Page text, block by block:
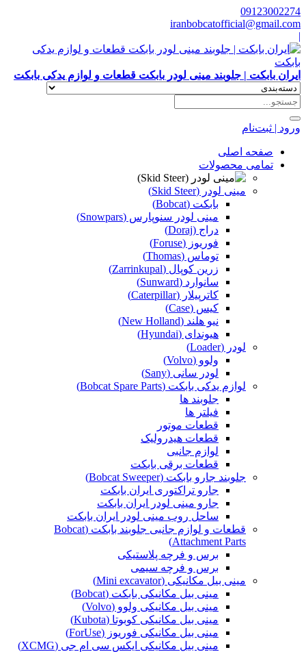
09123002274
iranbobcatofficial@gmail.com
|
ایران بابکت | جلوبند مینی لودر بابکت قطعات و لوازم یدکی بابکت
ورود | ثبت‌نام
صفحه اصلی
تمامی محصولات
مینی لودر (Skid Steer)
بابکت (Bobcat)
مینی لودر سنوپارس (Snowpars)
دراج (Doraj)
فوریوز (Foruse)
توماس (Thomas)
زرین کوپال (Zarrinkupal)
سانوارد (Sunward)
کاترپیلار (Caterpillar)
کیس (Case)
نیو هلند (New Holland)
هیوندای (Hyundai)
لودر (Loader)
ولوو (Volvo)
لودر سانی (Sany)
لوازم یدکی بابکت (Bobcat Spare Parts)
جلوبند ها
فیلتر ها
قطعات موتور
قطعات هیدرولیک
لوازم جانبی
قطعات برقی بابکت
جلوبند جارو بابکت (Bobcat Sweeper)
جارو تراکتوری ایران بابکت
جارو مینی لودر ایران بابکت
ساحل روب مینی لودر ایران بابکت
قطعات و لوازم جانبی جلوبند بابکت (Bobcat
Attachment Parts)
برس و فرچه پلاستیکی
برس و فرچه سیمی
مینی بیل مکانیکی (Mini excavator)
مینی بیل مکانیکی بابکت (Bobcat)
مینی بیل مکانیکی ولوو (Volvo)
مینی بیل مکانیکی کوبوتا (Kubota)
مینی بیل مکانیکی فوریوز (ForUse)
مینی بیل مکانیکی ایکس سی ام جی (XCMG)